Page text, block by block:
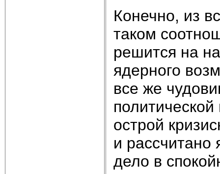
Конечно, из
таком
решится на
ядерного
все же
острой
и рассчитано
дело в